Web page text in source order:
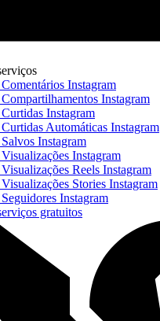
Instagram
Instagram
Instagram
Automáticas Instagram
Instagram
Instagram
Reels Instagram
Stories Instagram
Instagram
gratuitos